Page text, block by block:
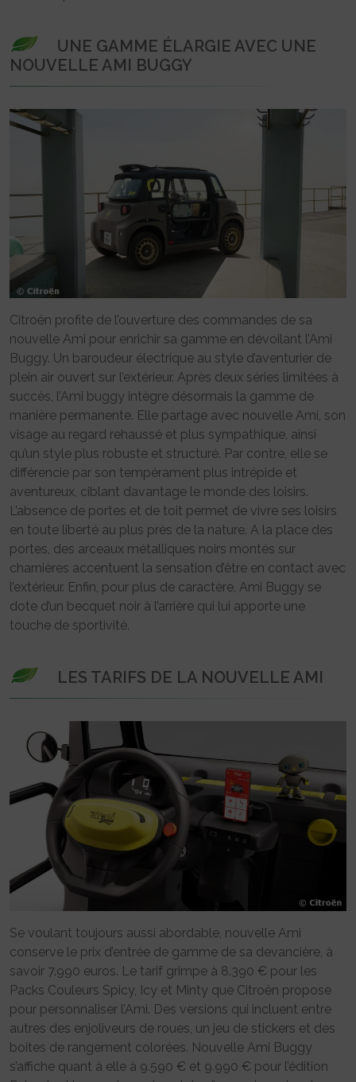
UNE GAMME ÉLARGIE AVEC UNE
NOUVELLE AMI BUGGY
Citroën profite de l’ouverture des commandes de sa
nouvelle Ami pour enrichir sa gamme en dévoilant l’Ami
Buggy. Un baroudeur électrique au style d’aventurier de
plein air ouvert sur l’extérieur. Après deux séries limitées à
succès, l’Ami buggy intègre désormais la gamme de
manière permanente. Elle partage avec nouvelle Ami, son
visage au regard rehaussé et plus sympathique, ainsi
qu’un style plus robuste et structuré. Par contre, elle se
différencie par son tempérament plus intrépide et
aventureux, ciblant davantage le monde des loisirs.
L’absence de portes et de toit permet de vivre ses loisirs
en toute liberté au plus près de la nature. A la place des
portes, des arceaux métalliques noirs montés sur
charnières accentuent la sensation d’être en contact avec
l’extérieur. Enfin, pour plus de caractère, Ami Buggy se
dote d’un becquet noir à l’arrière qui lui apporte une
touche de sportivité.
LES TARIFS DE LA NOUVELLE AMI
Se voulant toujours aussi abordable, nouvelle Ami
conserve le prix d’entrée de gamme de sa devancière, à
savoir 7.990 euros. Le tarif grimpe à 8.390 € pour les
Packs Couleurs Spicy, Icy et Minty que Citroën propose
pour personnaliser l’Ami. Des versions qui incluent entre
autres des enjoliveurs de roues, un jeu de stickers et des
boites de rangement colorées. Nouvelle Ami Buggy
s’affiche quant à elle à 9.590 € et 9.990 € pour l’édition